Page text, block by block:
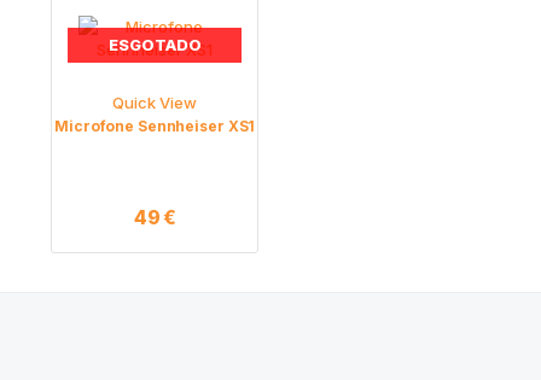
ESGOTADO
Quick View
Microfone Sennheiser XS1
49€